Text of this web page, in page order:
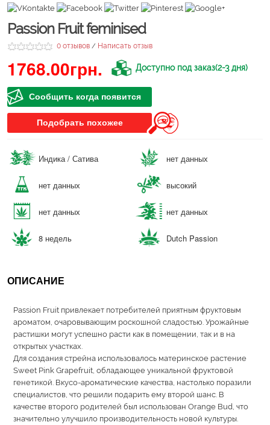
Passion Fruit feminised
0 отзывов / Написать отзыв
1768.00грн. Доступно под заказ(2-3 дня)
Сообщить когда появится
Подобрать похожее
Индика / Сатива нет данных
нет данных высокий
нет данных нет данных
8 недель Dutch Passion
ОПИСАНИЕ
Passion Fruit привлекает потребителей приятным фруктовым
ароматом, очаровывающим роскошной сладостью. Урожайные
растишки могут успешно расти как в помещении, так и в на
открытых участках.
Для создания стрейна использовалось материнское растение
Sweet Pink Grapefruit, обладающее уникальной фруктовой
генетикой. Вкусо-ароматические качества, настолько поразили
специалистов, что решили подарить ему второй шанс. В
качестве второго родителей был использован Orange Bud, что
значительно улучшило производительность новой культуры.